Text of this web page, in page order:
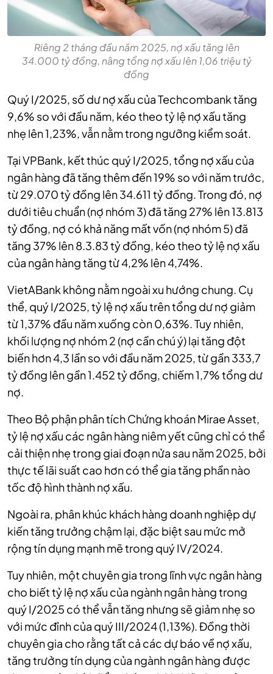
Riêng 2 tháng đầu năm 2025, nợ xấu tăng lên
34.000 tỷ đồng, nâng tổng nợ xấu lên 1,06 triệu tỷ
đồng
Quý I/2025, số dư nợ xấu của Techcombank tăng
9,6% so với đầu năm, kéo theo tỷ lệ nợ xấu tăng
nhẹ lên 1,23%, vẫn nằm trong ngưỡng kiểm soát.
Tại VPBank, kết thúc quý I/2025, tổng nợ xấu của
ngân hàng đã tăng thêm đến 19% so với năm trước,
từ 29.070 tỷ đồng lên 34.611 tỷ đồng. Trong đó, nợ
dưới tiêu chuẩn (nợ nhóm 3) đã tăng 27% lên 13.813
tỷ đồng, nợ có khả năng mất vốn (nợ nhóm 5) đã
tăng 37% lên 8.3.83 tỷ đồng, kéo theo tỷ lệ nợ xấu
của ngân hàng tăng từ 4,2% lên 4,74%.
VietABank không nằm ngoài xu hướng chung. Cụ
thể, quý I/2025, tỷ lệ nợ xấu trên tổng dư nợ giảm
từ 1,37% đầu năm xuống còn 0,63%. Tuy nhiên,
khối lượng nợ nhóm 2 (nợ cần chú ý) lại tăng đột
biến hơn 4,3 lần so với đầu năm 2025, từ gần 333,7
tỷ đồng lên gần 1.452 tỷ đồng, chiếm 1,7% tổng dư
nợ.
Theo Bộ phận phân tích Chứng khoán Mirae Asset,
tỷ lệ nợ xấu các ngân hàng niêm yết cũng chỉ có thể
cải thiện nhẹ trong giai đoạn nửa sau năm 2025, bởi
thực tế lãi suất cao hơn có thể gia tăng phần nào
tốc độ hình thành nợ xấu.
Ngoài ra, phân khúc khách hàng doanh nghiệp dự
kiến tăng trưởng chậm lại, đặc biệt sau mức mở
rộng tín dụng mạnh mẽ trong quý IV/2024.
Tuy nhiên, một chuyên gia trong lĩnh vực ngân hàng
cho biết tỷ lệ nợ xấu của ngành ngân hàng trong
quý I/2025 có thể vẫn tăng nhưng sẽ giảm nhẹ so
với mức đỉnh của quý III/2024 (1,13%). Đồng thời
chuyên gia cho rằng tất cả các dự báo về nợ xấu,
tăng trưởng tín dụng của ngành ngân hàng được